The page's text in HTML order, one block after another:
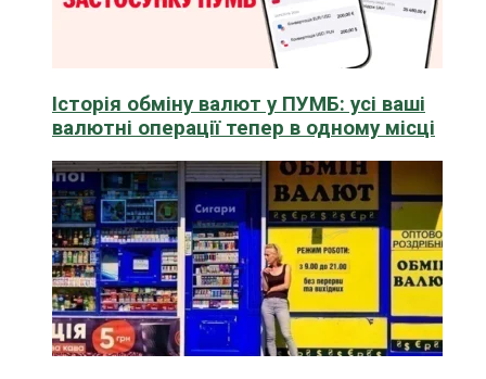
Історія обміну валют у ПУМБ: усі ваші
валютні операції тепер в одному місці